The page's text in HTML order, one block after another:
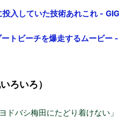
入していた技術あれこれ -
トビーチを爆走するムービー
ろいろ）
ドバシ梅田にたどり着けない」